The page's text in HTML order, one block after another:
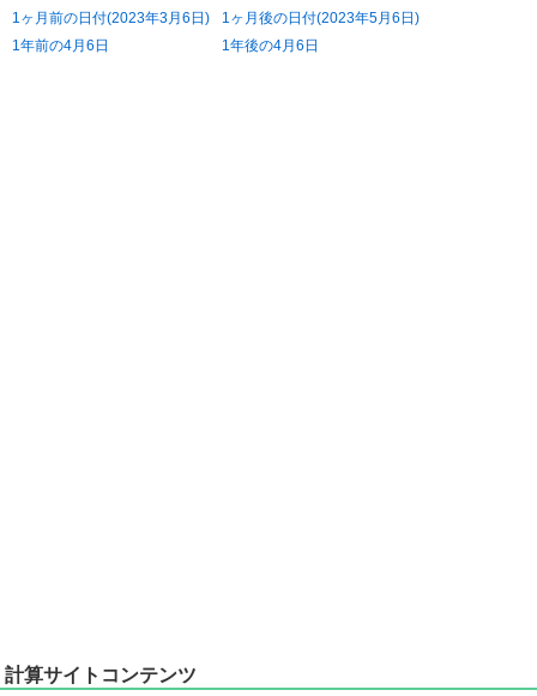
1ヶ月前の日付(2023年3月6日)
1ヶ月後の日付(2023年5月6日)
1年前の4月6日
1年後の4月6日
計算サイトコンテンツ